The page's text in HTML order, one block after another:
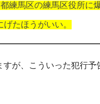
練馬区の練馬区役所に
たほうがいい。
が、こういった犯行予